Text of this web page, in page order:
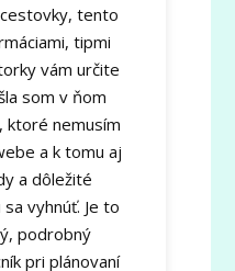
tento
tipmi
vám určite
som v ňom
ktoré nemusím
a k tomu aj
a dôležité
vyhnúť. Je to
podrobný
pri plánovaní